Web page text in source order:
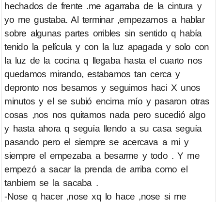
hechados de frente .me agarraba de la cintura y
yo me gustaba. Al terminar ,empezamos a hablar
sobre algunas partes orribles sin sentido q había
tenido la película y con la luz apagada y solo con
la luz de la cocina q llegaba hasta el cuarto nos
quedamos mirando, estabamos tan cerca y
depronto nos besamos y seguimos haci X unos
minutos y el se subió encima mío y pasaron otras
cosas ,nos nos quitamos nada pero sucedió algo
y hasta ahora q seguía llendo a su casa seguía
pasando pero el siempre se acercava a mi y
siempre el empezaba a besarme y todo . Y me
empezó a sacar la prenda de arriba como el
tanbiem se la sacaba .
-Nose q hacer ,nose xq lo hace ,nose si me